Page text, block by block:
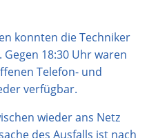
konnten die Techniker
18:30 Uhr waren
Telefon- und
verfügbar.
wieder ans Netz
des Ausfalls ist nach